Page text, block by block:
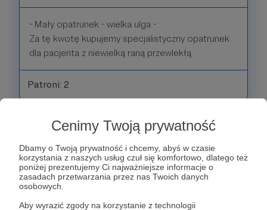
Cenimy Twoją prywatność
Dbamy o Twoją prywatność i chcemy, abyś w czasie
korzystania z naszych usług czuł się komfortowo, dlatego też
poniżej prezentujemy Ci najważniejsze informacje o
zasadach przetwarzania przez nas Twoich danych
osobowych.
Aby wyrazić zgody na korzystanie z technologii
- Mały opatrunek - wielka ulga -
Za tę kwotę kupujemy specjalistyczny opatrunek
dla pacjenta z niewielką raną przewlekłą.
Patroni: 2
35 zł
- Droga do pomocy -
Dzięki Twojej wpłacie pokrywamy koszt opatrunku
dla pacjenta z trudniej gojącą się raną. Pomoże to